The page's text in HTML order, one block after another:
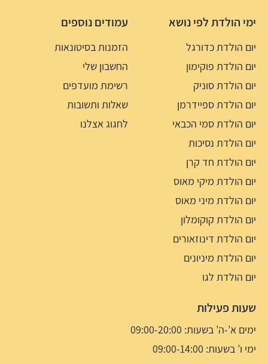
ימי הולדת לפי נושא
יום הולדת כדורגל
יום הולדת פוקימון
יום הולדת סוניק
יום הולדת ספיידרמן
יום הולדת סמי הכבאי
יום הולדת נסיכות
יום הולדת חד קרן
יום הולדת מיקי מאוס
יום הולדת מיני מאוס
יום הולדת קוקומלון
יום הולדת דינוזאורים
יום הולדת מיניונים
יום הולדת לגו
עמודים נוספים
הזמנות בסיטונאות
החשבון שלי
רשימת מועדפים
שאלות ותשובות
לחגוג אצלנו
שעות פעילות
ימים א’-ה’ בשעות: 09:00-20:00
ימי ו’ בשעות: 09:00-14:00